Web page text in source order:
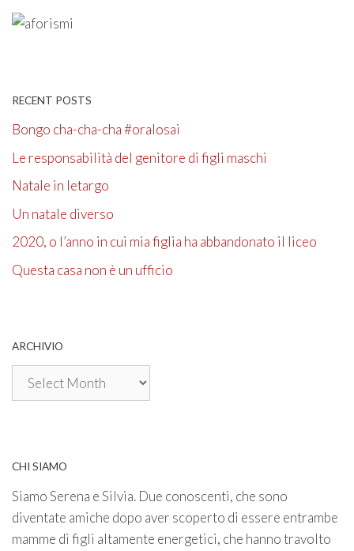
RECENT POSTS
Bongo cha-cha-cha #oralosai
Le responsabilità del genitore di figli maschi
Natale in letargo
Un natale diverso
2020, o l’anno in cui mia figlia ha abbandonato il liceo
Questa casa non è un ufficio
ARCHIVIO
Archivio
CHI SIAMO
Siamo Serena e Silvia. Due conoscenti, che sono
diventate amiche dopo aver scoperto di essere entrambe
mamme di figli altamente energetici, che hanno travolto